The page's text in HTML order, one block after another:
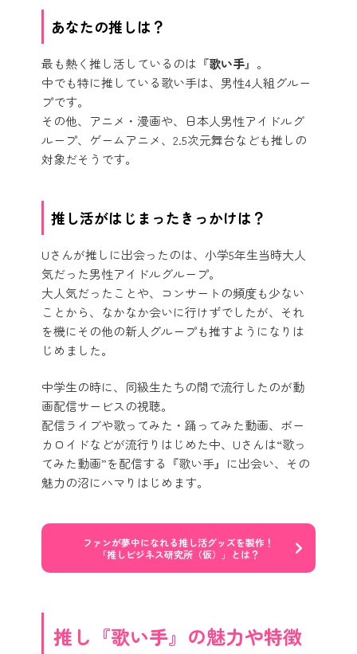
あなたの推しは？
最も熱く推し活しているのは『歌い手』。
中でも特に推している歌い手は、男性4人組グルー
プです。
その他、アニメ・漫画や、日本人男性アイドルグ
ループ、ゲームアニメ、2.5次元舞台なども推しの
対象だそうです。
推し活がはじまったきっかけは？
Uさんが推しに出会ったのは、小学5年生当時大人
気だった男性アイドルグループ。
大人気だったことや、コンサートの頻度も少ない
ことから、なかなか会いに行けずでしたが、それ
を機にその他の新人グループも推すようになりは
じめました。
中学生の時に、同級生たちの間で流行したのが動
画配信サービスの視聴。
配信ライブや歌ってみた・踊ってみた動画、ボー
カロイドなどが流行りはじめた中、Uさんは“歌っ
てみた動画”を配信する『歌い手』に出会い、その
魅力の沼にハマりはじめます。
ファンが夢中になれる推し活グッズを製作！
「推しビジネス研究所（仮）」とは？
推し『歌い手』の魅力や特徴